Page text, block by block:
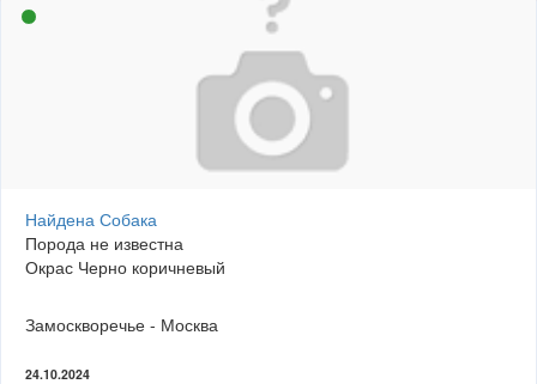
Найдена Собака
Порода не известна
Окрас Черно коричневый
Замоскворечье - Москва
24.10.2024